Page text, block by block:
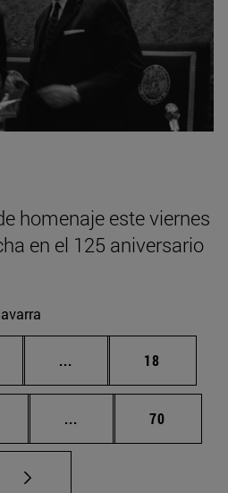
homenaje este viernes
en el 125 aniversario
... Páginas intermedias
Página
18
... Páginas intermedias
Página
70